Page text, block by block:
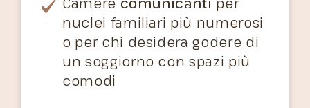
nuclei familiari più numerosi
o per chi desidera godere di
un soggiorno con spazi più
comodi